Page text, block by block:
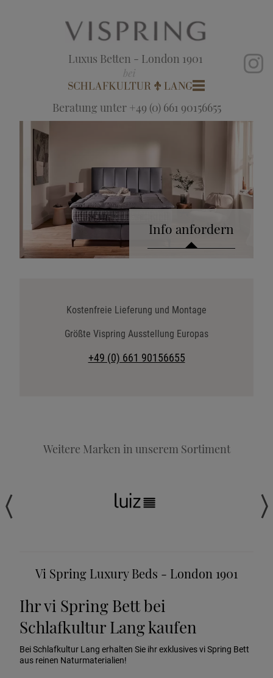
Luxus Betten - London 1901
Beratung unter +49 (0) 661 90156655
Info anfordern
Stoffkollektion anfordern
Telefonische Beratung anfordern
Kostenfreie Lieferung und Montage
Größte Vispring Ausstellung Europas
+49 (0) 661 90156655
Weitere Marken in unserem Sortiment
Vi Spring Luxury Beds - London 1901
Ihr vi Spring Bett bei
Schlafkultur Lang kaufen
Bei Schlafkultur Lang erhalten Sie ihr exklusives vi Spring Bett
aus reinen Naturmaterialien!